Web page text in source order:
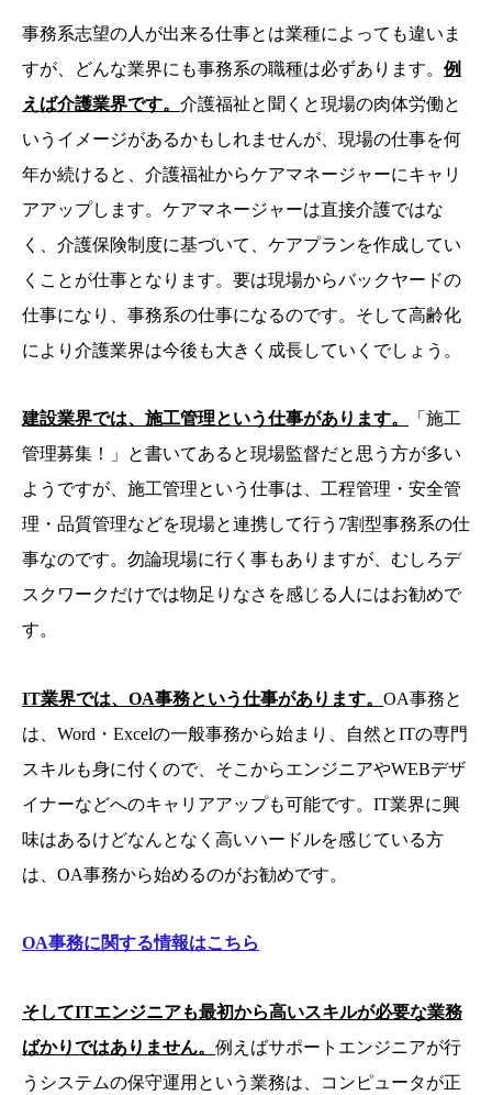
事務系志望の人が出来る仕事とは業種によっても違いま
すが、どんな業界にも事務系の職種は必ずあります。 例
えば介護業界です。 介護福祉と聞くと現場の肉体労働と
いうイメージがあるかもしれませんが、現場の仕事を何
年か続けると、介護福祉からケアマネージャーにキャリ
アアップします。ケアマネージャーは直接介護ではな
く、介護保険制度に基づいて、ケアプランを作成してい
くことが仕事となります。要は現場からバックヤードの
仕事になり、事務系の仕事になるのです。そして高齢化
により介護業界は今後も大きく成長していくでしょう。
建設業界では、施工管理という仕事があります。
「施工
管理募集！」と書いてあると現場監督だと思う方が多い
ようですが、施工管理という仕事は、工程管理・安全管
理・品質管理などを現場と連携して行う7割型事務系の仕
事なのです。勿論現場に行く事もありますが、むしろデ
スクワークだけでは物足りなさを感じる人にはお勧めで
す。
IT業界では、OA事務という仕事があります。 OA事務と
は、Word・Excelの一般事務から始まり、自然とITの専門
スキルも身に付くので、そこからエンジニアやWEBデザ
イナーなどへのキャリアアップも可能です。IT業界に興
味はあるけどなんとなく高いハードルを感じている方
は、OA事務から始めるのがお勧めです。
OA事務に関する情報はこちら
そしてITエンジニアも最初から高いスキルが必要な業務
ばかりではありません。 例えばサポートエンジニアが行
うシステムの保守運用という業務は、コンピュータが正